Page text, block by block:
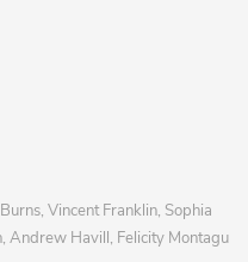
Vincent Franklin, Sophia
Andrew Havill, Felicity Montagu